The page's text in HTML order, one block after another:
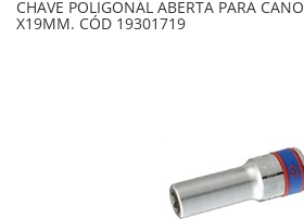
CHAVE POLIGONAL ABERTA PARA
X19MM. CÓD 19301719